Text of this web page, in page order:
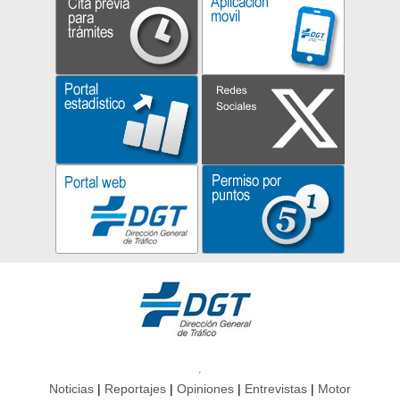
Noticias Reportajes Opiniones Entrevistas Motor